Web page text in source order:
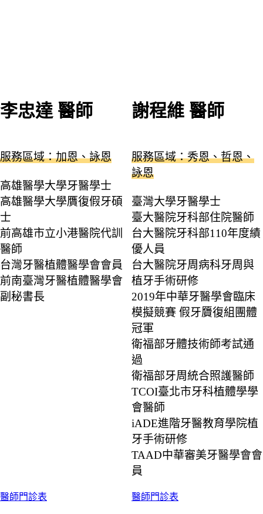
李忠達 醫師 謝程維 醫師
服務區域：加恩、詠恩
高雄醫學大學牙醫學士
高雄醫學大學贋復假牙碩
士
前高雄市立小港醫院代訓
醫師
台灣牙醫植體醫學會會員
前南臺灣牙醫植體醫學會
副秘書長
服務區域：秀恩、哲恩、
詠恩
臺灣大學牙醫學士
臺大醫院牙科部住院醫師
台大醫院牙科部110年度績
優人員
台大醫院牙周病科牙周與
植牙手術研修
2019年中華牙醫學會臨床
模擬競賽 假牙贗復組團體
冠軍
衛福部牙體技術師考試通
過
衛福部牙周統合照護醫師
TCOI臺北市牙科植體學學
會醫師
iADE進階牙醫教育學院植
牙手術研修
TAAD中華審美牙醫學會會
員
醫師門診表 醫師門診表